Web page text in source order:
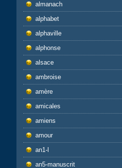
almanach
alphabet
alphaville
alphonse
alsace
ambroise
amère
amicales
amiens
amour
an1-l
an5-manuscrit